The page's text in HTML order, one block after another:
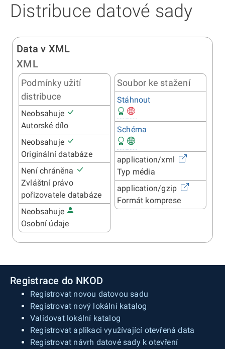
Distribuce datové sady
Data v XML
XML
Podmínky užití
distribuce
Neobsahuje
Autorské dílo
Neobsahuje
Originální databáze
Není chráněna
Zvláštní právo
pořizovatele databáze
Neobsahuje
Osobní údaje
Soubor ke stažení
Stáhnout
Schéma
application/xml
Typ média
application/gzip
Formát komprese
Registrace do NKOD
Registrovat novou datovou sadu
Registrovat nový lokální katalog
Validovat lokální katalog
Registrovat aplikaci využívající otevřená data
Registrovat návrh datové sady k otevření